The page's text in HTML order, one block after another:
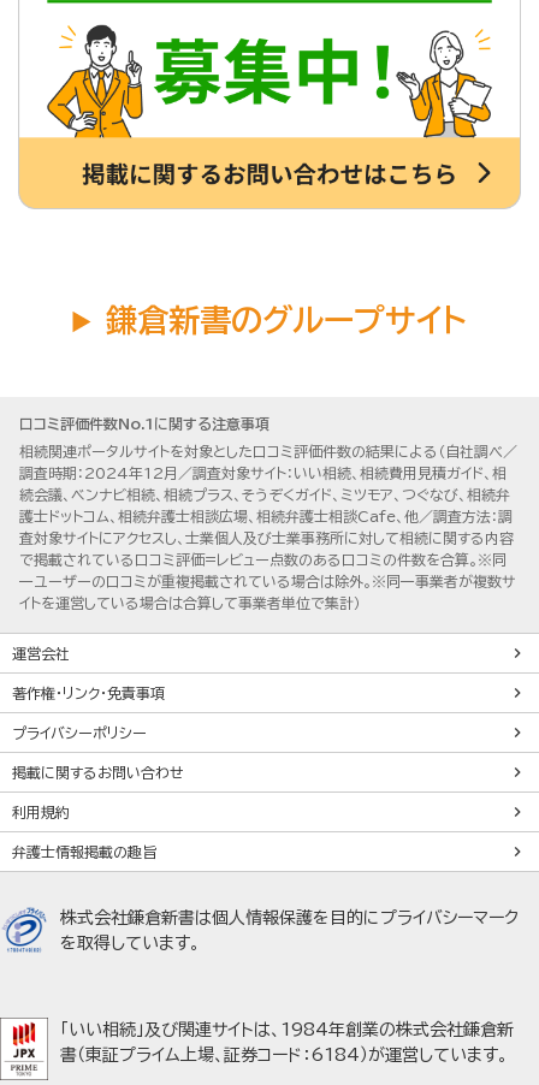
鎌倉新書のグループサイト
口コミ評価件数No.1に関する注意事項
相続関連ポータルサイトを対象とした口コミ評価件数の結果による（自社調べ／
調査時期：2024年12月／調査対象サイト：いい相続、相続費用見積ガイド、相
続会議、ベンナビ相続、相続プラス、そうぞくガイド、ミツモア、つぐなび、相続弁
護士ドットコム、相続弁護士相談広場、相続弁護士相談Cafe、他／調査方法：調
査対象サイトにアクセスし、士業個人及び士業事務所に対して相続に関する内容
で掲載されている口コミ評価=レビュー点数のある口コミの件数を合算。※同
一ユーザーの口コミが重複掲載されている場合は除外。※同一事業者が複数サ
イトを運営している場合は合算して事業者単位で集計）
運営会社
著作権・リンク・免責事項
プライバシーポリシー
掲載に関するお問い合わせ
利用規約
弁護士情報掲載の趣旨
株式会社鎌倉新書は個人情報保護を目的にプライバシーマーク
を取得しています。
「いい相続」及び関連サイトは、1984年創業の株式会社鎌倉新
書（東証プライム上場、証券コード：6184）が運営しています。